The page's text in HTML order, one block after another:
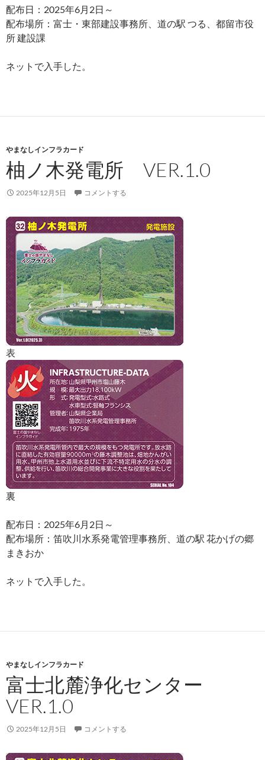
配布日：2025年6月2日～
配布場所：富士・東部建設事務所、道の駅 つる、都留市役
所 建設課
ネットで入手した。
やまなしインフラカード
柚ノ木発電所 VER.1.0
2025年12月5日 コメントする
表
裏
配布日：2025年6月2日～
配布場所：笛吹川水系発電管理事務所、道の駅 花かげの郷
まきおか
ネットで入手した。
やまなしインフラカード
富士北麓浄化センター
VER.1.0
2025年12月5日 コメントする